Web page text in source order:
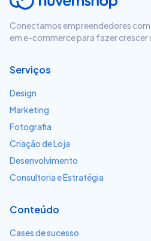
Conectamos empreendedores
em e-commerce para fazer crescer
Serviços
Design
Marketing
Fotografia
Criação de Loja
Desenvolvimento
Consultoria e Estratégia
Conteúdo
Cases de sucesso